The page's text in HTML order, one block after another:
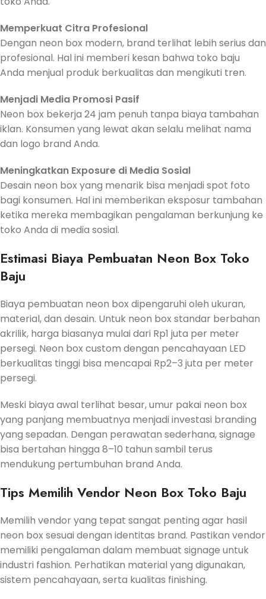
Memperkuat Citra Profesional
Dengan neon box modern, brand terlihat lebih serius dan
profesional. Hal ini memberi kesan bahwa toko baju
Anda menjual produk berkualitas dan mengikuti tren.
Menjadi Media Promosi Pasif
Neon box bekerja 24 jam penuh tanpa biaya tambahan
iklan. Konsumen yang lewat akan selalu melihat nama
dan logo brand Anda.
Meningkatkan Exposure di Media Sosial
Desain neon box yang menarik bisa menjadi spot foto
bagi konsumen. Hal ini memberikan eksposur tambahan
ketika mereka membagikan pengalaman berkunjung ke
toko Anda di media sosial.
Estimasi Biaya Pembuatan Neon Box Toko
Baju
Biaya pembuatan neon box dipengaruhi oleh ukuran,
material, dan desain. Untuk neon box standar berbahan
akrilik, harga biasanya mulai dari Rp1 juta per meter
persegi. Neon box custom dengan pencahayaan LED
berkualitas tinggi bisa mencapai Rp2–3 juta per meter
persegi.
Meski biaya awal terlihat besar, umur pakai neon box
yang panjang membuatnya menjadi investasi branding
yang sepadan. Dengan perawatan sederhana, signage
bisa bertahan hingga 8–10 tahun sambil terus
mendukung pertumbuhan brand Anda.
Tips Memilih Vendor Neon Box Toko Baju
Memilih vendor yang tepat sangat penting agar hasil
neon box sesuai dengan identitas brand. Pastikan vendor
memiliki pengalaman dalam membuat signage untuk
industri fashion. Perhatikan material yang digunakan,
sistem pencahayaan, serta kualitas finishing.